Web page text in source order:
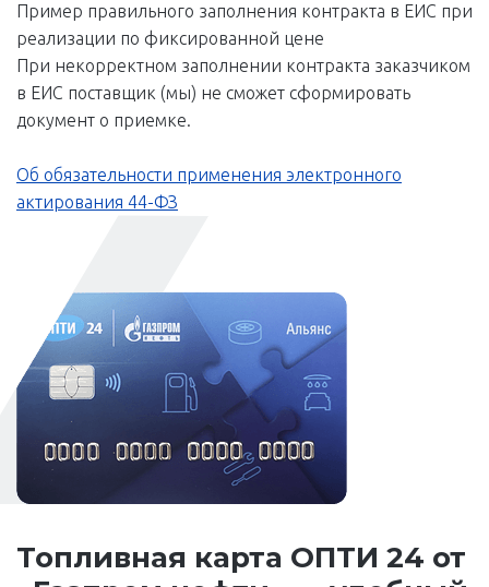
Пример правильного заполнения контракта в ЕИС при
реализации по фиксированной цене
При некорректном заполнении контракта заказчиком
в ЕИС поставщик (мы) не сможет сформировать
документ о приемке.
Об обязательности применения электронного
актирования 44-ФЗ
Топливная карта ОПТИ 24 от